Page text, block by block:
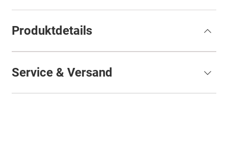
Produktdetails
Service & Versand